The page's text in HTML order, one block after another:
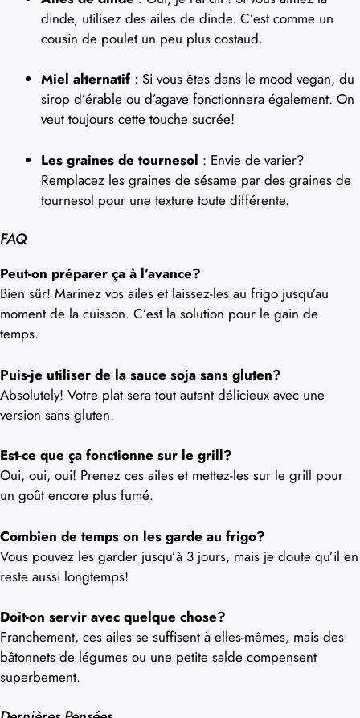
dinde, utilisez des ailes de dinde. C’est comme un
cousin de poulet un peu plus costaud.
Miel alternatif: Si vous êtes dans le mood vegan, du
sirop d’érable ou d’agave fonctionnera également. On
veut toujours cette touche sucrée!
Les graines de tournesol : Envie de varier?
Remplacez les graines de sésame par des graines de
tournesol pour une texture toute différente.
FAQ
Peut-on préparer ça à l’avance?
Bien sûr! Marinez vos ailes et laissez-les au frigo jusqu’au
moment de la cuisson. C’est la solution pour le gain de
temps.
Puis-je utiliser de la sauce soja sans gluten?
Absolutely! Votre plat sera tout autant délicieux avec une
version sans gluten.
Est-ce que ça fonctionne sur le grill?
Oui, oui, oui! Prenez ces ailes et mettez-les sur le grill pour
un goût encore plus fumé.
Combien de temps on les garde au frigo?
Vous pouvez les garder jusqu’à 3 jours, mais je doute qu’il en
reste aussi longtemps!
Doit-on servir avec quelque chose?
Franchement, ces ailes se suffisent à elles-mêmes, mais des
bâtonnets de légumes ou une petite salde compensent
superbement.